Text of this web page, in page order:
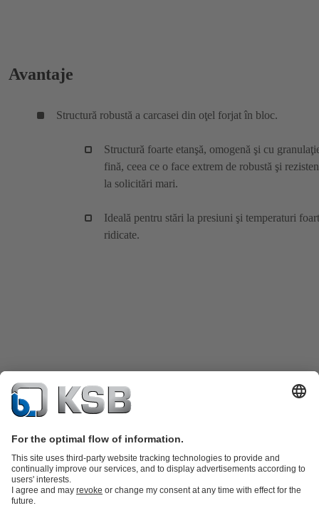
Avantaje
Structură robustă a carcasei din oţel forjat în bloc.
Structură foarte etanşă, omogenă şi cu
fină, ceea ce o face extrem de robustă şi
la solicitări mari.
Ideală pentru stări la presiuni şi temperaturi
ridicate.